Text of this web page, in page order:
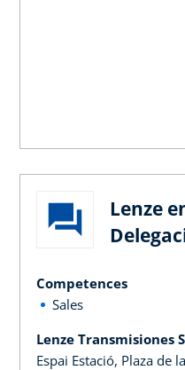
Lenze
Competences
Sales
Lenze Transmisiones
Espai Estació, Plaza de